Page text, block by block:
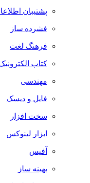
پشتیبان اطلاعات
فشرده ساز
فرهنگ لغت
کتاب الکترونیک
مهندسی
فایل و دیسک
سخت افزار
ابزار لینوکس
آفیس
بهینه ساز